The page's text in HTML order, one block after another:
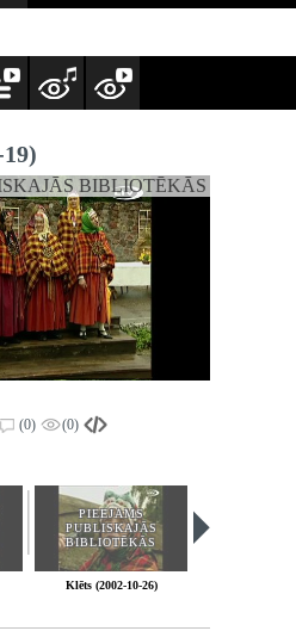
BIBLIOTĒKĀS
(0) (0)
PIEEJAMS
PUBLISKAJĀS
BIBLIOTĒKĀS
Klēts (2002-10-26)